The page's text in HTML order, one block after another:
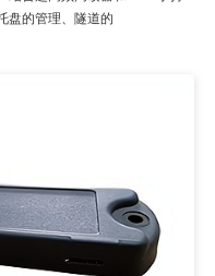
盘的管理、隧道的